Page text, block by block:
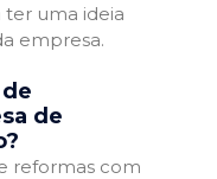
ter uma ideia
empresa.
de
reformas com